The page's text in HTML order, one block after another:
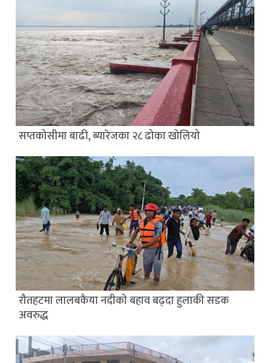
सप्तकोसीमा बाढी, ब्यारेजका २८ ढोका खोलियो
रौतहटमा लालबकैया नदीको बहाव बढ्दा हुलाकी सडक
अवरुद्ध